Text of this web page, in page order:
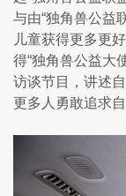
与由“独角兽公益
儿童获得更多更
得“独角兽公益大
访谈节目，讲述
更多人勇敢追求自